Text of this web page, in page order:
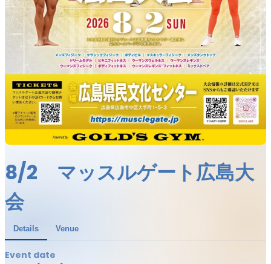
8/2 マッスルゲート広島大
会
Details Venue
Event date